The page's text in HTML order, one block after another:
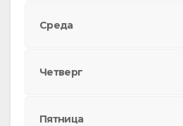
Среда
Четверг
Пятница